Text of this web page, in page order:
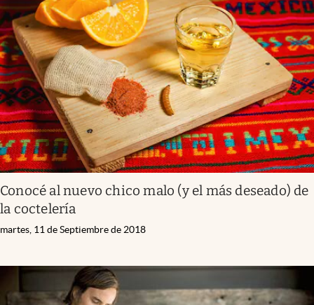
Conocé al nuevo chico malo (y el más deseado) de
la coctelería
martes, 11 de Septiembre de 2018